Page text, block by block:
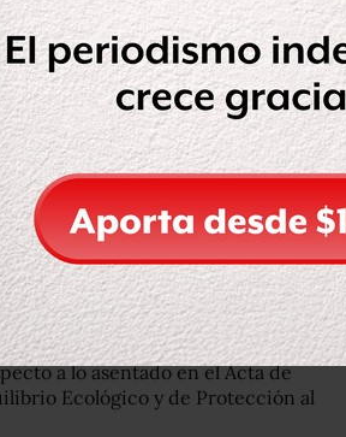
un evento que ocasionó el vertido
3 (tres) m3. Se aplicaron de
controló rápidamente.
inició un procedimiento de
para conocer la posible existencia
el acta correspondiente y
para que la empresa pueda en su
a lo asentado en el Acta de
Ecológico y de Protección al